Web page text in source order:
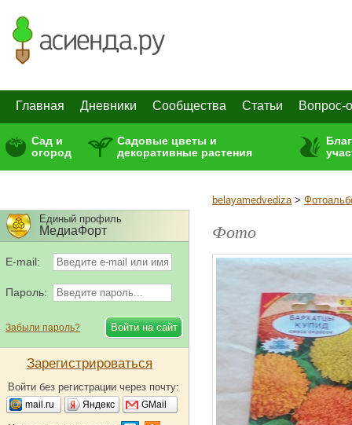
Главная Дневники Сообщества Статьи Вопрос-
Сад и
огород
Садовые цветы и
декоративные растения
belayamedvediza>
Фото
Единый профиль
МедиаФорт
E-mail:
Пароль:
Забыли пароль?
Зарегистрироваться
Войти без регистрации через почту:
mail.ru Яндекс GMail